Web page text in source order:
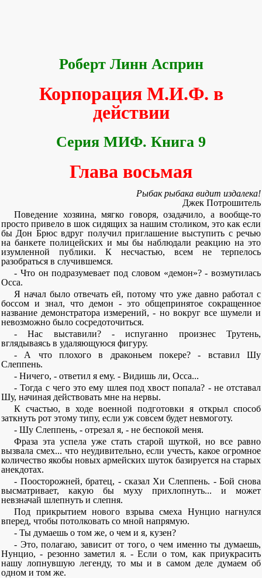
Роберт Линн Асприн
Корпорация М.И.Ф. в
действии
Серия МИФ. Книга 9
Глава восьмая
Рыбак рыбака видит издалека!
Джек Потрошитель
Поведение хозяина, мягко говоря, озадачило, а вообще-то
просто привело в шок сидящих за нашим столиком, это как если
бы Дон Брюс вдруг получил приглашение выступить с речью
на банкете полицейских и мы бы наблюдали реакцию на это
изумленной публики. К несчастью, всем не терпелось
разобраться в случившемся.
- Что он подразумевает под словом «демон»? - возмутилась
Осса.
Я начал было отвечать ей, потому что уже давно работал с
боссом и знал, что демон - это общепринятое сокращенное
название демонстратора измерений, - но вокруг все шумели и
невозможно было сосредоточиться.
- Нас выставили? - испуганно произнес Трутень,
вглядываясь в удаляющуюся фигуру.
- А что плохого в драконьем покере? - вставил Шу
Слеппень.
- Ничего, - ответил я ему. - Видишь ли, Осса...
- Тогда с чего это ему шлея под хвост попала? - не отставал
Шу, начиная действовать мне на нервы.
К счастью, в ходе военной подготовки я открыл способ
заткнуть рот этому типу, если уж совсем будет невмоготу.
- Шу Слеппень, - отрезал я, - не беспокой меня.
Фраза эта успела уже стать старой шуткой, но все равно
вызвала смех... что неудивительно, если учесть, какое огромное
количество якобы новых армейских шуток базируется на старых
анекдотах.
- Поосторожней, братец, - сказал Хи Слеппень. - Бой снова
высматривает, какую бы муху прихлопнуть... и может
невзначай шлепнуть и слепня.
Под прикрытием нового взрыва смеха Нунцио нагнулся
вперед, чтобы потолковать со мной напрямую.
- Ты думаешь о том же, о чем и я, кузен?
- Это, полагаю, зависит от того, о чем именно ты думаешь,
Нунцио, - резонно заметил я. - Если о том, как приукрасить
нашу лопнувшую легенду, то мы и в самом деле думаем об
одном и том же.